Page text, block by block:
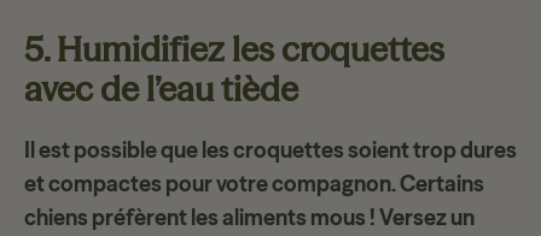
5. Humidifiez les croquettes
avec de l’eau tiède
Il est possible que les croquettes soient trop dures
et compactes pour votre compagnon. Certains
chiens préfèrent lesaliments mous ! Versez un